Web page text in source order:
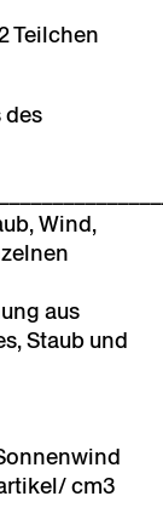
Teilchen
des
Wind,
aus
Staub und
cm3